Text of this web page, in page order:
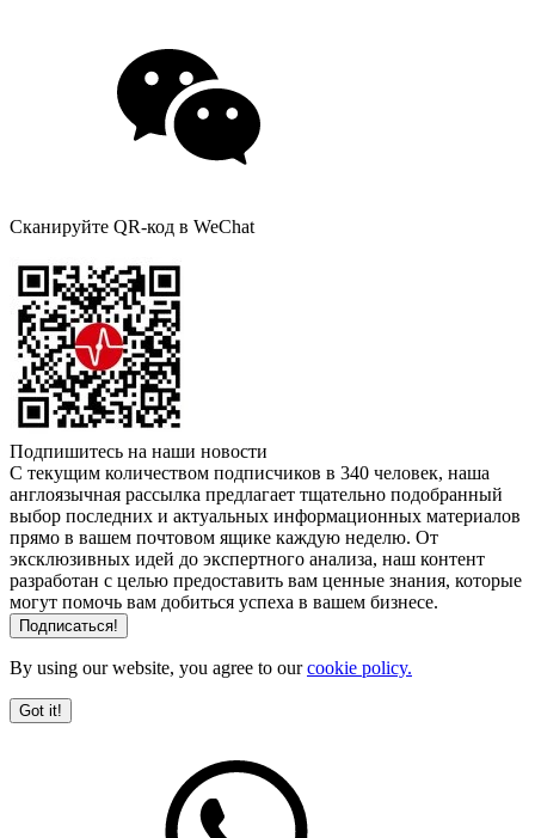
Сканируйте QR-код в WeChat
Подпишитесь на наши новости
С текущим количеством подписчиков в 340 человек, наша
англоязычная рассылка предлагает тщательно подобранный
выбор последних и актуальных информационных материалов
прямо в вашем почтовом ящике каждую неделю. От
эксклюзивных идей до экспертного анализа, наш контент
разработан с целью предоставить вам ценные знания, которые
могут помочь вам добиться успеха в вашем бизнесе.
By using our website, you agree to ourcookie policy.
Got it!